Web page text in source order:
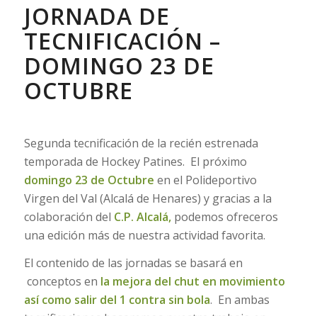
JORNADA DE
TECNIFICACIÓN –
DOMINGO 23 DE
OCTUBRE
Segunda tecnificación de la recién estrenada
temporada de Hockey Patines. El próximo
domingo 23 de Octubre en el Polideportivo
Virgen del Val (Alcalá de Henares) y gracias a la
colaboración del C.P. Alcalá, podemos ofreceros
una edición más de nuestra actividad favorita.
El contenido de las jornadas se basará en
conceptos en la mejora del chut en movimiento
así como salir del 1 contra sin bola. En ambas